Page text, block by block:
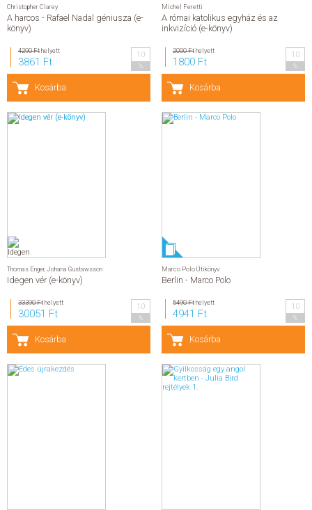
Christopher Clarey
A harcos - Rafael Nadal géniusza (e-
könyv)
4290 Fthelyett
3861 Ft
10
Kosárba
Michel Feretti
A római katolikus egyház és az
inkvizíció (e-könyv)
2000 Fthelyett
1800 Ft
10
Kosárba
Thomas Enger,Johana Gustawsson
Idegen vér (e-könyv)
33390 Fthelyett
30051 Ft
10
Kosárba
Marco Polo Útikönyv
Berlin - Marco Polo
5490 Fthelyett
4941 Ft
10
Kosárba